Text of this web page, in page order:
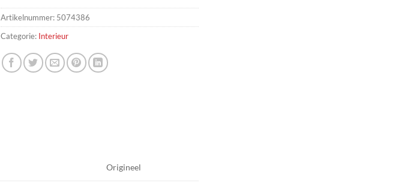
Artikelnummer: 5074386
Categorie: Interieur
Origineel